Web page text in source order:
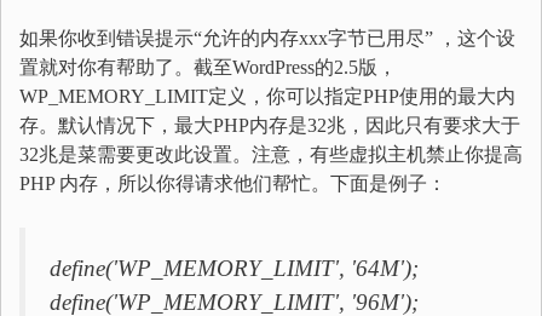
如果你收到错误提示“允许的内存xxx字节已用尽” ，这个设
置就对你有帮助了。截至WordPress的2.5版，
WP_MEMORY_LIMIT定义，你可以指定PHP使用的最大内
存。默认情况下，最大PHP内存是32兆，因此只有要求大于
32兆是菜需要更改此设置。注意，有些虚拟主机禁止你提高
PHP 内存，所以你得请求他们帮忙。下面是例子：
define('WP_MEMORY_LIMIT', '64M');
define('WP_MEMORY_LIMIT', '96M');